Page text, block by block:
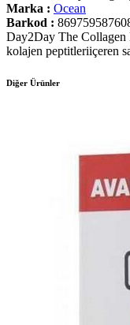
Marka : Ocean
Barkod :
Day2Day The Collagen
kolajen peptitleriiçeren
Diğer Ürünler